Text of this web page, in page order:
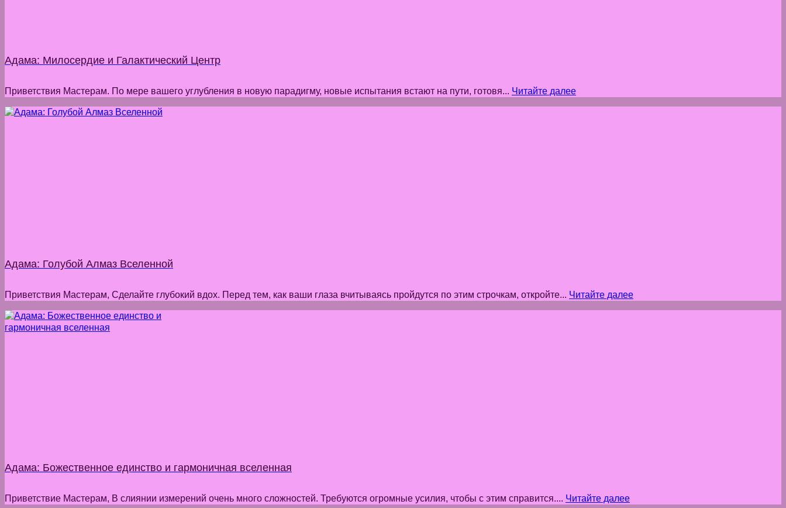
Адама: Милосердие и Галактический Центр
Приветствия Мастерам. По мере вашего углубления в новую парадигму, новые испытания встают на пути, готовя... Читайте далее
Адама: Голубой Алмаз Вселенной
Приветствия Мастерам, Сделайте глубокий вдох. Перед тем, как ваши глаза вчитываясь пройдутся по этим строчкам, откройте... Читайте далее
Адама: Божественное единство и гармоничная вселенная
Приветствие Мастерам, В слиянии измерений очень много сложностей. Требуются огромные усилия, чтобы с этим справится.... Читайте далее